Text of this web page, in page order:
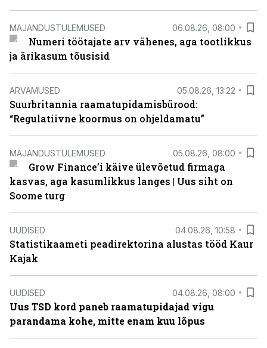
MAJANDUSTULEMUSED 06.08.26, 08:00
Numeri töötajate arv vähenes, aga tootlikkus
ja ärikasum tõusisid
ARVAMUSED 05.08.26, 13:22
Suurbritannia raamatupidamisbürood:
“Regulatiivne koormus on ohjeldamatu”
MAJANDUSTULEMUSED 05.08.26, 08:00
Grow Finance’i käive ülevõetud firmaga
kasvas, aga kasumlikkus langes | Uus siht on
Soome turg
UUDISED 04.08.26, 10:58
Statistikaameti peadirektorina alustas tööd Kaur
Kajak
UUDISED 04.08.26, 08:00
Uus TSD kord paneb raamatupidajad vigu
parandama kohe, mitte enam kuu lõpus